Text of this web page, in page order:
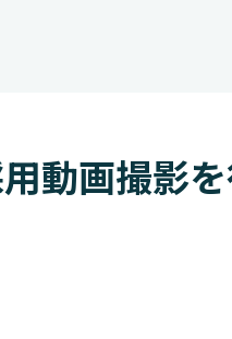
動画撮影